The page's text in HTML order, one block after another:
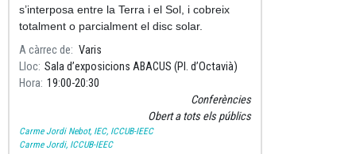
s’interposa entre la Terra i el Sol, i cobreix
totalment o parcialment el disc solar.
A càrrec de
Varis
Lloc Sala d’exposicions ABACUS (Pl. d’Octavià)
Hora 19:00 20:30
Conferències
Obert a tots els públics
Carme Jordi Nebot, IEC, ICCUB-IEEC
Carme Jordi, ICCUB-IEEC